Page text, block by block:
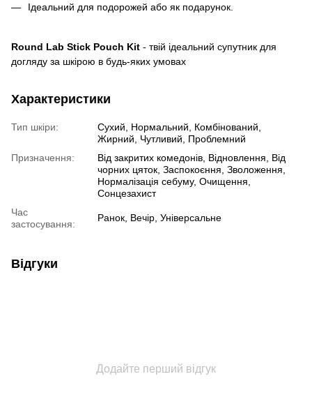
Ідеальний для подорожей або як подарунок.
Round Lab Stick Pouch Kit - твій ідеальний супутник для
догляду за шкірою в будь-яких умовах
Характеристики
Тип шкіри:
Сухий, Нормальний, Комбінований,
Жирний, Чутливий, Проблемний
Призначення:
Від закритих комедонів, Відновлення, Від
чорних цяток, Заспокоєння, Зволоження,
Нормалізація себуму, Очищення,
Сонцезахист
Час
застосування:
Ранок, Вечір, Універсальне
Відгуки
Додайте перший відгук